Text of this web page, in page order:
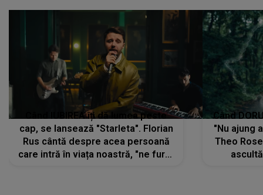
Când IUBIREA îți dă lumea peste
cap, se lansează "Starleta". Florian
Rus cântă despre acea persoană
care intră în viața noastră, "ne fură"
Când
"Nu ajung
Theo